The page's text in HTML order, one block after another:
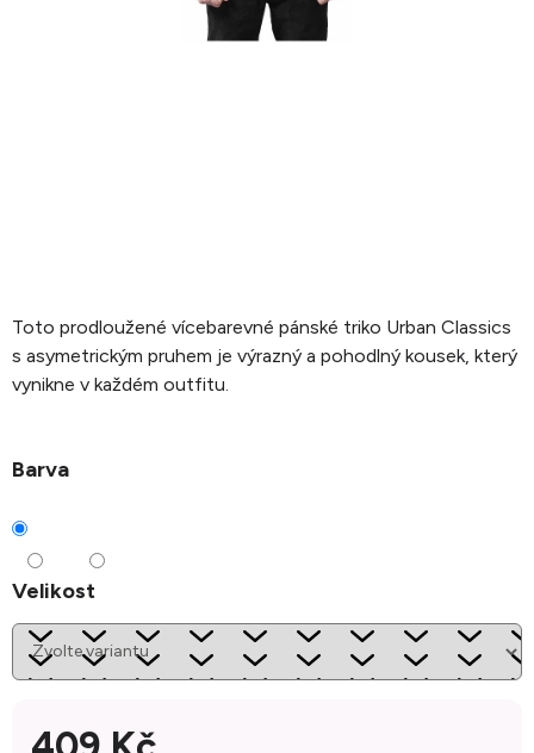
Toto prodloužené vícebarevné pánské triko Urban Classics
s asymetrickým pruhem je výrazný a pohodlný kousek, který
vynikne v každém outfitu.
Barva
Velikost